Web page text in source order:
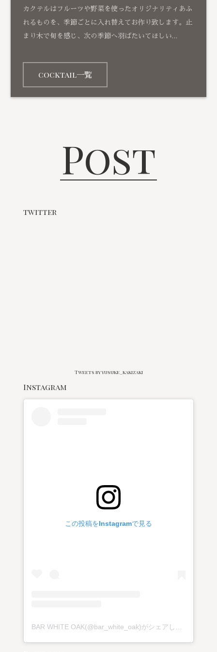
カクテルはフルーツや野菜を使ったオリジナリティあふ
れるものを、季節ごとに入れ替えてお作り致します。止
まり木で旬を感じ、次の季節へ羽ばたいてほしい…
cocktail一覧
Post
twitter
Tweets by yusuke_kakizaki
Instagram
この投稿をInstagramで見る
BAR WHITE OAK(@bar_white_oak)がシェアした投稿